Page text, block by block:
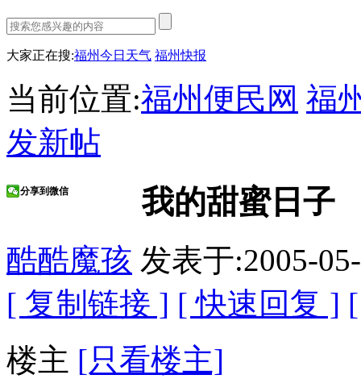
大家正在搜:福州今日天气 福州快报
当前位置:福州便民网 福
发新帖
我的甜蜜日子
分享到微信
酷酷魔孩 发表于:2005-
[ 复制链接 ] [ 快速回复 ]
楼主 [只看楼主]